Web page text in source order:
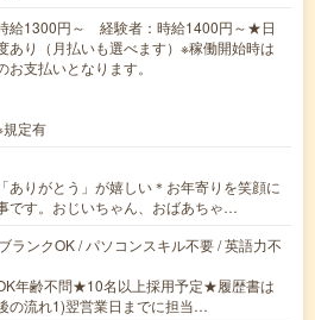
給1300円～ 経験者：時給1400円～★日
あり（月払いも選べます）※稼働開始時は
支払いとなります。
定有
ありがとう」が嬉しい＊お年寄りを笑顔に
です。おじいちゃん、おばあちゃ…
ランクOK / パソコンスキル不要 / 英語力不
年齢不問★10名以上採用予定★履歴書は
の流れ1)翌営業日までに担当…